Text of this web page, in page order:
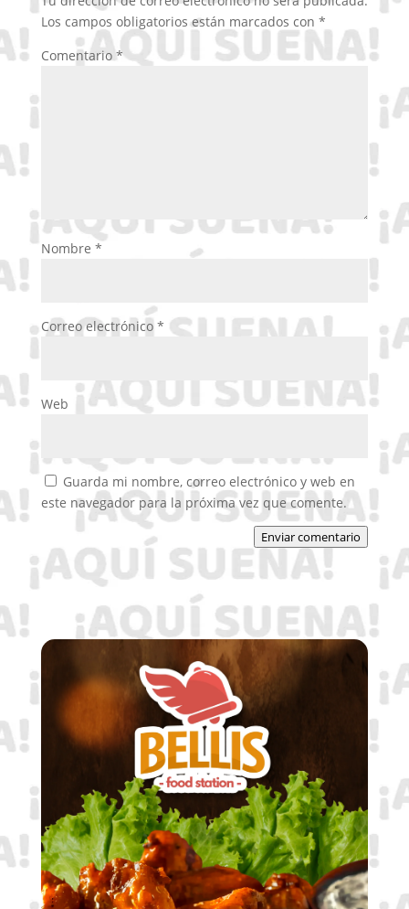
Los campos obligatorios están marcados con *
Comentario *
Nombre *
Correo electrónico *
Web
Guarda mi nombre, correo electrónico y web en
este navegador para la próxima vez que comente.
Enviar comentario